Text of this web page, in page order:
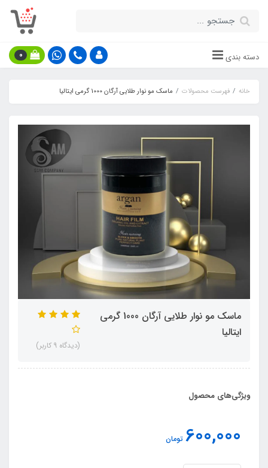
دسته بندی 0
خانه فهرست محصولات ماسک مو نوار طلایی آرگان 1000 گرمی ایتالیا
ماسک مو نوار طلایی آرگان 1000 گرمی
ایتالیا
(دیدگاه 9 کاربر)
ویژگی‌های محصول
600,000 تومان